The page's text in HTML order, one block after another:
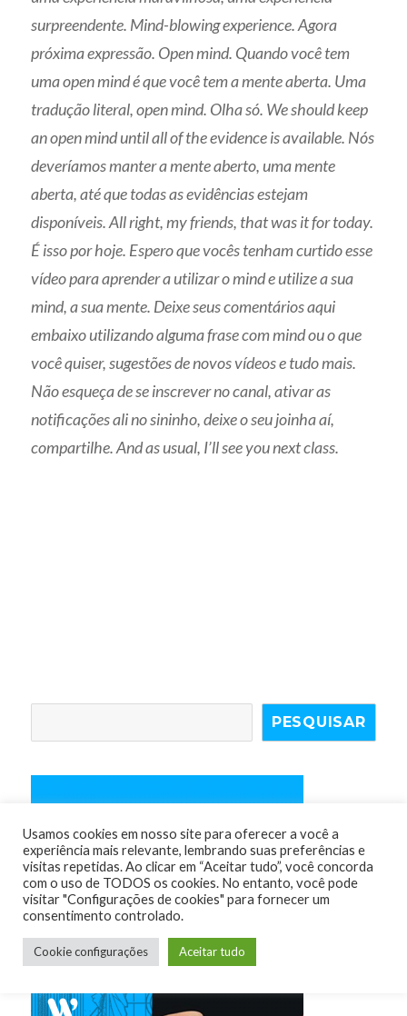
surpreendente. Mind-blowing experience. Agora
próxima expressão. Open mind. Quando você tem
uma open mind é que você tem a mente aberta. Uma
tradução literal, open mind. Olha só. We should keep
an open mind until all of the evidence is available. Nós
deveríamos manter a mente aberto, uma mente
aberta, até que todas as evidências estejam
disponíveis. All right, my friends, that was it for today.
É isso por hoje. Espero que vocês tenham curtido esse
vídeo para aprender a utilizar o mind e utilize a sua
mind, a sua mente. Deixe seus comentários aqui
embaixo utilizando alguma frase com mind ou o que
você quiser, sugestões de novos vídeos e tudo mais.
Não esqueça de se inscrever no canal, ativar as
notificações ali no sininho, deixe o seu joinha aí,
compartilhe. And as usual, I’ll see you next class.
PESQUISAR
Usamos cookies em nosso site para oferecer a você a
experiência mais relevante, lembrando suas preferências e
visitas repetidas. Ao clicar em “Aceitar tudo”, você concorda
com o uso de TODOS os cookies. No entanto, você pode
visitar "Configurações de cookies" para fornecer um
consentimento controlado.
Cookie configurações Aceitar tudo